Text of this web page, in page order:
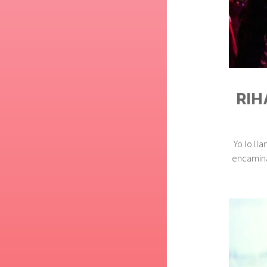
Yo lo